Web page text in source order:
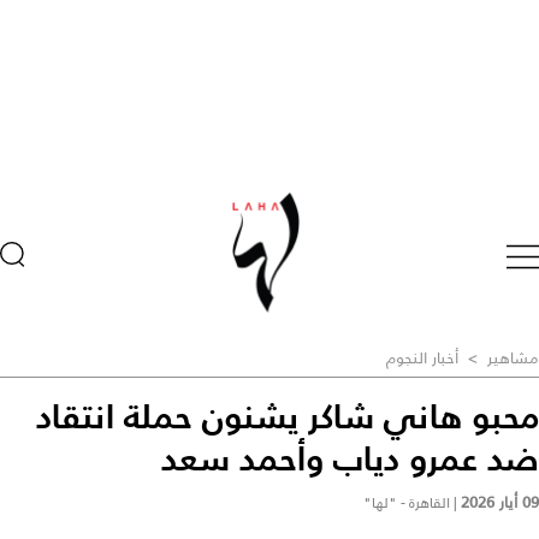
مشاهير > أخبار النجوم
محبو هاني شاكر يشنون حملة انتقاد
ضد عمرو دياب وأحمد سعد
09 أيار 2026 | القاهرة - "لها"